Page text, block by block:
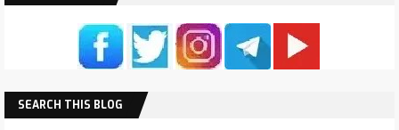
SEARCH THIS BLOG